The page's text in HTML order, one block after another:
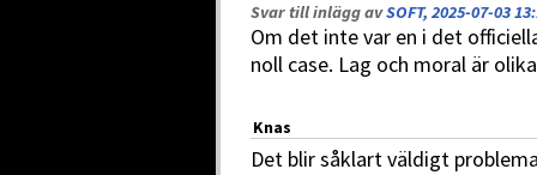
Svar till inlägg avSOFT, 2025-07-03
Om det inte var en i det
noll case. Lag och moral är
Knas
Det blir såklart väldigt